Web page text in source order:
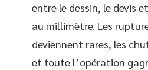
entre le dessin, le devis
au millimètre. Les
deviennent rares, les
et toute l’opération